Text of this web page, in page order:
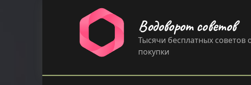
Водоворот советов
Тысячи бесплатных советов
покупки